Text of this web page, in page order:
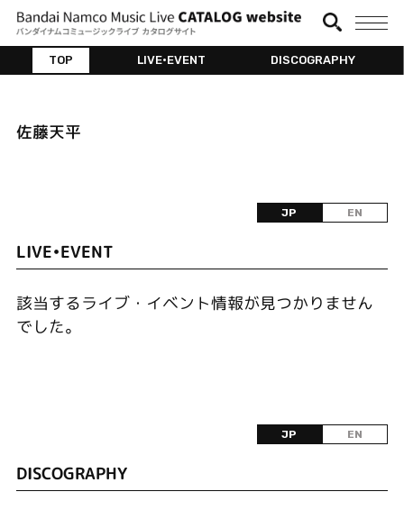
TOP LIVE•EVENT DISCOGRAPHY
佐藤天平
JP EN
LIVE•EVENT
該当するライブ・イベント情報が見つかりません
でした。
JP EN
DISCOGRAPHY